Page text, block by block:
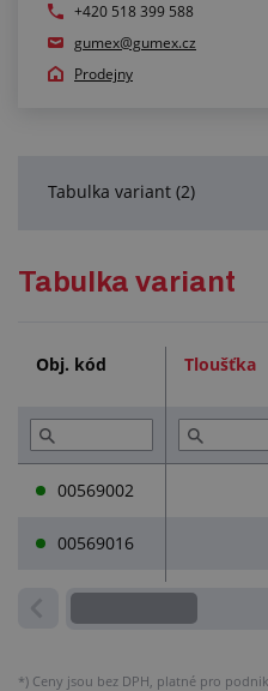
IEC 61111: 2009
+420 518 399 588
gumex@gumex.cz
Prodejny
Tabulka variant (2)
Přečtěte si (1)
Tabulka variant
Obj. kód Tloušťka
00569002
00569016
*) Ceny jsou bez DPH, platné pro